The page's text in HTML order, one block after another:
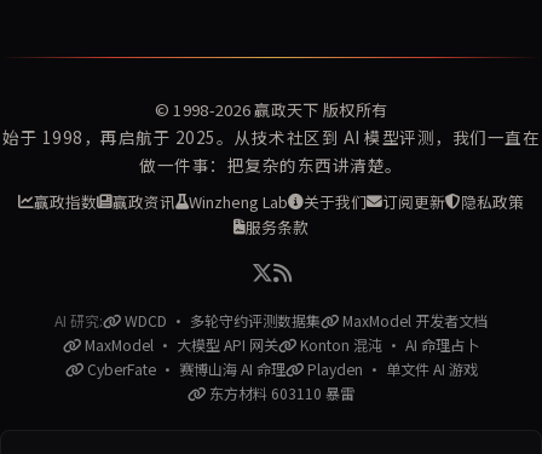
© 1998-2026赢政天下 版权所有
始于 1998，再启航于 2025。从技术社区到 AI 模型评测，我们一直在
做一件事：把复杂的东西讲清楚。
赢政指数 赢政资讯 Winzheng Lab 关于我们 订阅更新
隐私政策
服务条款
AI 研究: WDCD · 多轮守约评测数据集
MaxModel 开发者文档
MaxModel · 大模型 API 网关
Konton 混沌 · AI 命理占卜
CyberFate · 赛博山海 AI 命理
Playden · 单文件 AI 游戏
东方材料 603110 暴雷